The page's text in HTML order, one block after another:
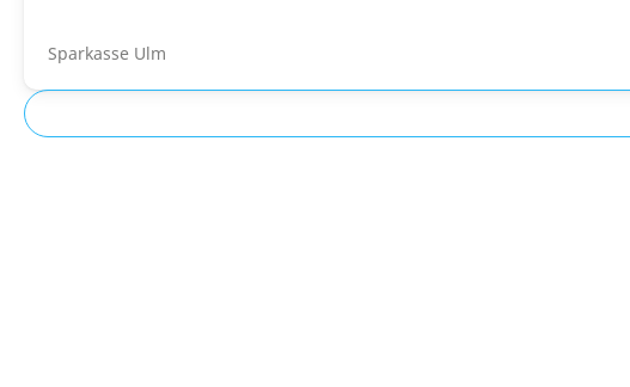
Sparkasse Ulm